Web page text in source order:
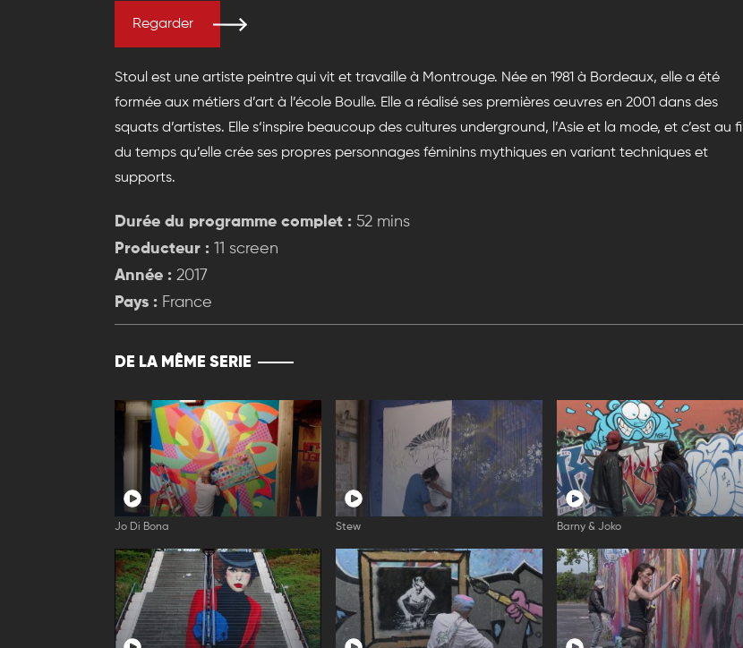
Regarder
Stoul est une artiste peintre qui vit et travaille à Montrouge. Née en 1981 à Bordeaux, elle a été
formée aux métiers d’art à l’école Boulle. Elle a réalisé ses premières œuvres en 2001 dans des
squats d’artistes. Elle s‘inspire beaucoup des cultures underground, l’Asie et la mode, et c’est au fil
du temps qu’elle crée ses propres personnages féminins mythiques en variant techniques et
supports.
Durée du programme complet : 52 mins
Producteur : 11 screen
Année : 2017
Pays : France
DE LA MÊME SERIE
Jo Di Bona Stew Barny & Joko